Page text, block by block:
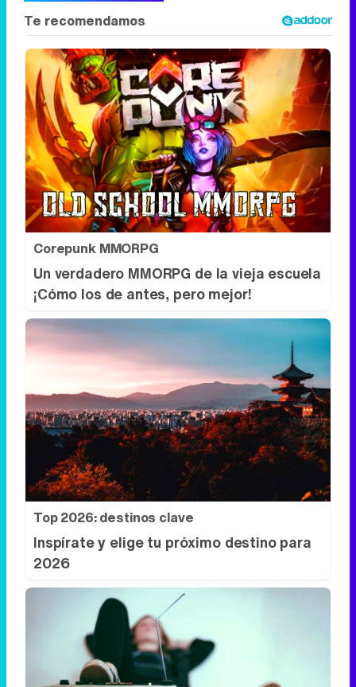
Corepunk MMORPG
Un verdadero MMORPG de la vieja escuela
¡Cómo los de antes, pero mejor!
Top 2026: destinos clave
Inspírate y elige tu próximo destino para
2026